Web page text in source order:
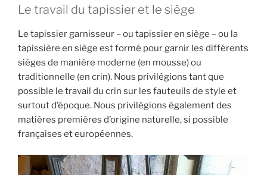
Le travail du tapissier et le siège
Le tapissier garnisseur – ou tapissier en siège – ou la
tapissière en siège est formé pour garnir les différents
sièges de manière moderne (en mousse) ou
traditionnelle (en crin). Nous privilégions tant que
possible le travail du crin sur les fauteuils de style et
surtout d’époque. Nous privilégions également des
matières premières d’origine naturelle, si possible
françaises et européennes.